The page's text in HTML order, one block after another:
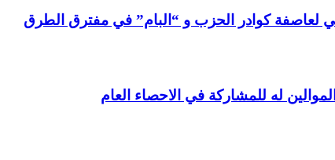
لعاصفة كوادر الحزب و “البام” في مفترق الطرق
له للمشاركة في الاحصاء العام